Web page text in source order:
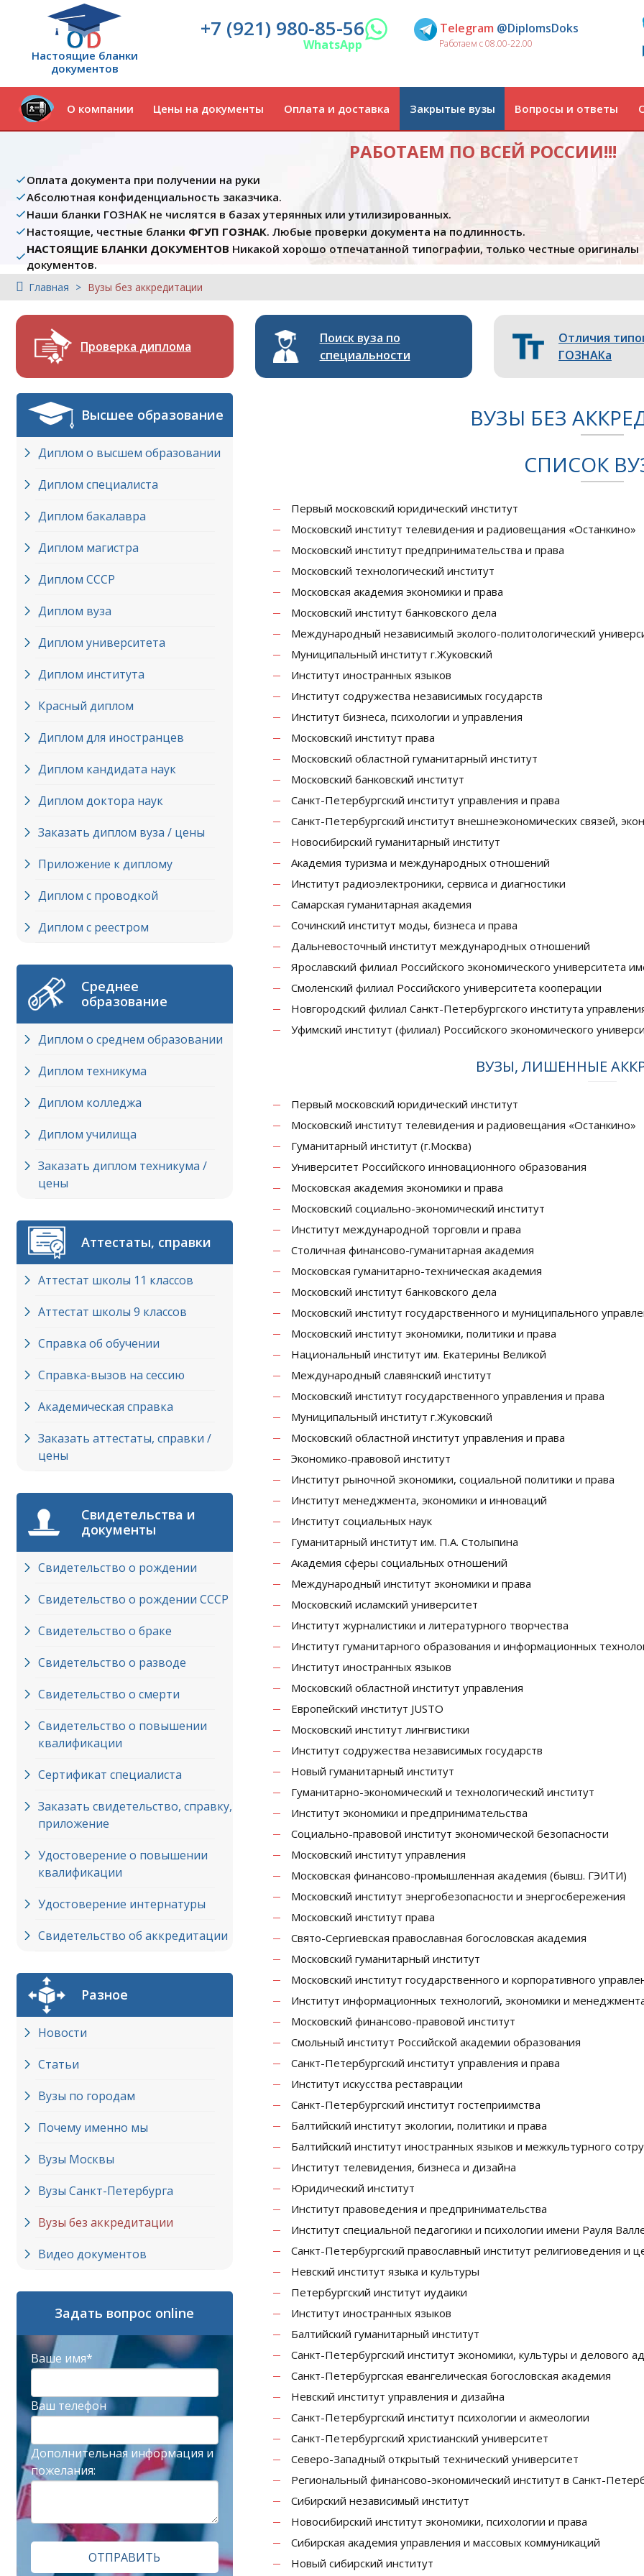
Настоящие бланки
документов
+7 (921) 980-85-56
WhatsApp
Telegram @DiplomsDoks
Работаем с 08.00-22.00
О компании Цены на документы Оплата и доставка Закрытые вузы Вопросы и ответы
РАБОТАЕМ ПО ВСЕЙ РОССИИ!!!
Оплата документа при получении на руки
Абсолютная конфиденциальность заказчика.
Наши бланки ГОЗНАК не числятся в базах утерянных или утилизированных.
Настоящие, честные бланки ФГУП ГОЗНАК. Любые проверки документа на подлинность.
НАСТОЯЩИЕ БЛАНКИ ДОКУМЕНТОВ Никакой хорошо отпечатанной типографии, только честные оригиналы
документов.
Главная Вузы без аккредитации
Проверка диплома
Поиск вуза по
специальности
Отличия
ГОЗНАКа
Высшее образование
Диплом о высшем образовании
Диплом специалиста
Диплом бакалавра
Диплом магистра
Диплом СССР
Диплом вуза
Диплом университета
Диплом института
Красный диплом
Диплом для иностранцев
Диплом кандидата наук
Диплом доктора наук
Заказать диплом вуза / цены
Приложение к диплому
Диплом с проводкой
Диплом с реестром
Среднее
образование
Диплом о среднем образовании
Диплом техникума
Диплом колледжа
Диплом училища
Заказать диплом техникума /
цены
Аттестаты, справки
Аттестат школы 11 классов
Аттестат школы 9 классов
Справка об обучении
Справка-вызов на сессию
Академическая справка
Заказать аттестаты, справки /
цены
Свидетельства и
документы
Свидетельство о рождении
Свидетельство о рождении СССР
Свидетельство о браке
Свидетельство о разводе
Свидетельство о смерти
Свидетельство о повышении
квалификации
Сертификат специалиста
Заказать свидетельство, справку,
приложение
Удостоверение о повышении
квалификации
Удостоверение интернатуры
Свидетельство об аккредитации
Разное
Новости
Статьи
Вузы по городам
Почему именно мы
Вузы Москвы
Вузы Cанкт-Петербурга
Вузы без аккредитации
Видео документов
Задать вопрос online
Ваше имя*
Ваш телефон
Дополнительная информация и
пожелания:
ОТПРАВИТЬ
ВУЗЫ БЕЗ
СПИСОК
Первый московский юридический институт
Московский институт телевидения и радиовещания «Останкино»
Московский институт предпринимательства и права
Московский технологический институт
Московская академия экономики и права
Московский институт банковского дела
Международный независимый эколого-политологический
Муниципальный институт г.Жуковский
Институт иностранных языков
Институт содружества независимых государств
Институт бизнеса, психологии и управления
Московский институт права
Московский областной гуманитарный институт
Московский банковский институт
Санкт-Петербургский институт управления и права
Санкт-Петербургский институт внешнеэкономических связей,
Новосибирский гуманитарный институт
Академия туризма и международных отношений
Институт радиоэлектроники, сервиса и диагностики
Самарская гуманитарная академия
Сочинский институт моды, бизнеса и права
Дальневосточный институт международных отношений
Ярославский филиал Российского экономического университета
Смоленский филиал Российского университета кооперации
Новгородский филиал Санкт-Петербургского института
Уфимский институт (филиал) Российского экономического
ВУЗЫ, ЛИШЕННЫЕ
Первый московский юридический институт
Московский институт телевидения и радиовещания «Останкино»
Гуманитарный институт (г.Москва)
Университет Российского инновационного образования
Московская академия экономики и права
Московский социально-экономический институт
Институт международной торговли и права
Столичная финансово-гуманитарная академия
Московская гуманитарно-техническая академия
Московский институт банковского дела
Московский институт государственного и муниципального
Московский институт экономики, политики и права
Национальный институт им. Екатерины Великой
Международный славянский институт
Московский институт государственного управления и права
Муниципальный институт г.Жуковский
Московский областной институт управления и права
Экономико-правовой институт
Институт рыночной экономики, социальной политики и права
Институт менеджмента, экономики и инноваций
Институт социальных наук
Гуманитарный институт им. П.А. Столыпина
Академия сферы социальных отношений
Международный институт экономики и права
Московский исламский университет
Институт журналистики и литературного творчества
Институт гуманитарного образования и информационных
Институт иностранных языков
Московский областной институт управления
Европейский институт JUSTO
Московский институт лингвистики
Институт содружества независимых государств
Новый гуманитарный институт
Гуманитарно-экономический и технологический институт
Институт экономики и предпринимательства
Социально-правовой институт экономической безопасности
Московский институт управления
Московская финансово-промышленная академия (бывш. ГЭИТИ)
Московский институт энергобезопасности и энергосбережения
Московский институт права
Свято-Сергиевская православная богословская академия
Московский гуманитарный институт
Московский институт государственного и корпоративного
Институт информационных технологий, экономики и
Московский финансово-правовой институт
Смольный институт Российской академии образования
Санкт-Петербургский институт управления и права
Институт искусства реставрации
Санкт-Петербургский институт гостеприимства
Балтийский институт экологии, политики и права
Балтийский институт иностранных языков и межкультурного
Институт телевидения, бизнеса и дизайна
Юридический институт
Институт правоведения и предпринимательства
Институт специальной педагогики и психологии имени Рауля
Санкт-Петербургский православный институт религиоведения и
Невский институт языка и культуры
Петербургский институт иудаики
Институт иностранных языков
Балтийский гуманитарный институт
Санкт-Петербургский институт экономики, культуры и делового
Санкт-Петербургская евангелическая богословская академия
Невский институт управления и дизайна
Санкт-Петербургский институт психологии и акмеологии
Санкт-Петербургский христианский университет
Северо-Западный открытый технический университет
Региональный финансово-экономический институт в Санкт-
Сибирский независимый институт
Новосибирский институт экономики, психологии и права
Сибирская академия управления и массовых коммуникаций
Новый сибирский институт